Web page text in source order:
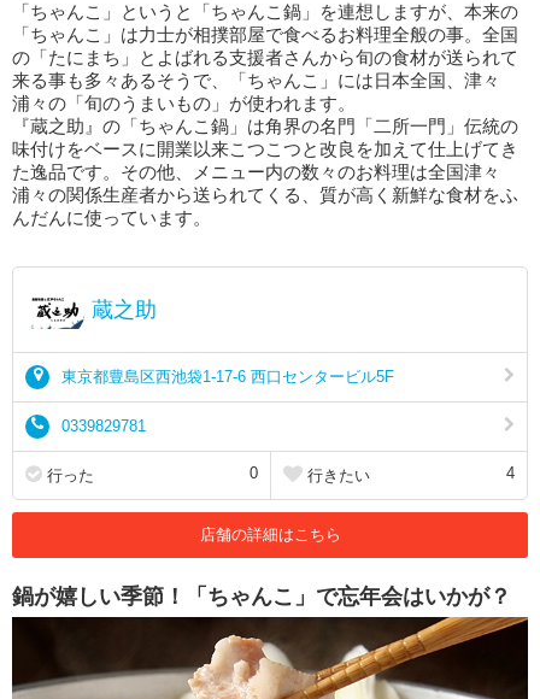
「ちゃんこ」というと「ちゃんこ鍋」を連想しますが、本来の
「ちゃんこ」は力士が相撲部屋で食べるお料理全般の事。全国
の「たにまち」とよばれる支援者さんから旬の食材が送られて
来る事も多々あるそうで、「ちゃんこ」には日本全国、津々
浦々の「旬のうまいもの」が使われます。
『蔵之助』の「ちゃんこ鍋」は角界の名門「二所一門」伝統の
味付けをベースに開業以来こつこつと改良を加えて仕上げてき
た逸品です。その他、メニュー内の数々のお料理は全国津々
浦々の関係生産者から送られてくる、質が高く新鮮な食材をふ
んだんに使っています。
蔵之助
東京都豊島区西池袋1-17-6 西口センタービル5F
0339829781
行った 0 行きたい 4
店舗の詳細はこちら
鍋が嬉しい季節！「ちゃんこ」で忘年会はいかが？